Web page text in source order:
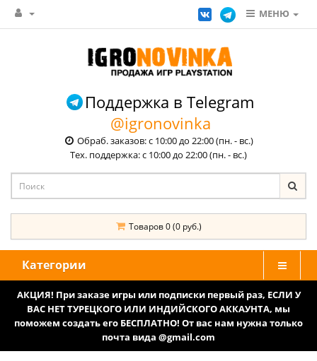
МЕНЮ
Поддержка в Telegram
@igronovinka
Обраб. заказов: с 10:00 до 22:00 (пн. - вс.)
Тех. поддержка: с 10:00 до 22:00 (пн. - вс.)
Товаров 0 (0 руб.)
Категории
АКЦИЯ! При заказе игры или подписки первый раз, ЕСЛИ У
ВАС НЕТ ТУРЕЦКОГО ИЛИ ИНДИЙСКОГО АККАУНТА, мы
поможем создать его БЕСПЛАТНО! От вас нам нужна только
почта вида @gmail.com